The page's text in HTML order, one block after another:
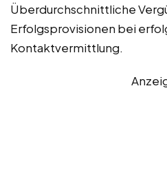
Überdurchschnittliche
Erfolgsprovisionen bei
Kontaktvermittlung.